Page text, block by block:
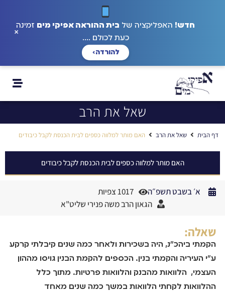
חדש! האפליקציה של בית ההוראה אפיקי מים זמינה
כעת לכולם ....
להורדה›
×
שאל את הרב
דף הבית שאל את הרב האם מותר למלווה כספים לבית הכנסת לקבל כיבודים
האם מותר למלווה כספים לבית הכנסת לקבל כיבודים
א׳ בשבט תשפ״ה
1017 צפיות
הגאון הרב משה פנירי שליט"א
שאלה:
הקמתי ביהכ"נ, היה בשכירות ולאחר כמה שנים קיבלתי קרקע
ע"י העיריה והקמתי בנין. הכספים להקמת הבנין גויסו מההון
העצמי, הלוואות מהבנק והלוואות פרטיות. מתוך כלל
ההלוואות לקחתי הלוואות במשך כמה שנים מאחד